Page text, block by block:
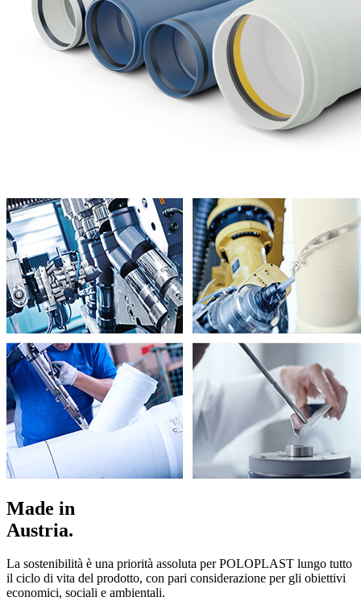
Made in
Austria.
La sostenibilità è una priorità assoluta per POLOPLAST lungo tutto
il ciclo di vita del prodotto, con pari considerazione per gli obiettivi
economici, sociali e ambientali.